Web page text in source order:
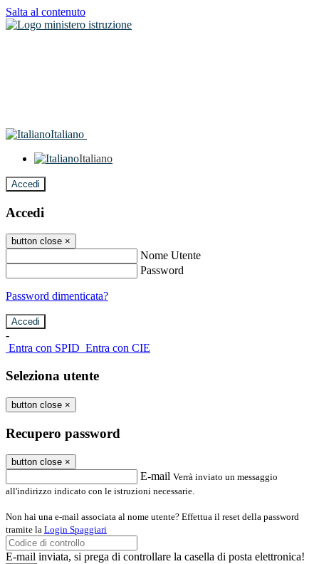
Salta al contenuto
Italiano
Italiano
Accedi
Accedi
button close ×
Nome Utente
Password
Password dimenticata?
-
Entra con SPID Entra con CIE
Seleziona utente
button close ×
Recupero password
button close ×
E-mail Verrà inviato un messaggio
all'indirizzo indicato con le istruzioni necessarie.
Non hai una e-mail associata al nome utente? Effettua il reset della password
tramite la Login Spaggiari
E-mail inviata, si prega di controllare la casella di posta elettronica!